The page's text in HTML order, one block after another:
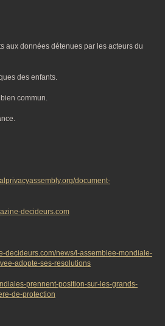
aux données détenues par les acteurs du
des enfants.
commun.
document-
decideurs.com
decideurs.com/news/l-assemblee-mondiale-
adopte-ses-resolutions
prennent-position-sur-les-grands-
de-protection